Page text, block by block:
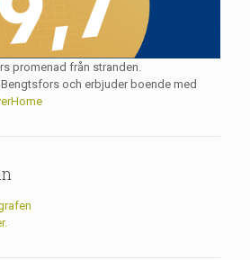
promenad från stranden.
och erbjuder boende med